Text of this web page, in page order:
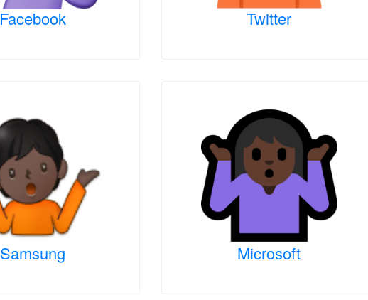
Facebook Twitter
Samsung Microsoft